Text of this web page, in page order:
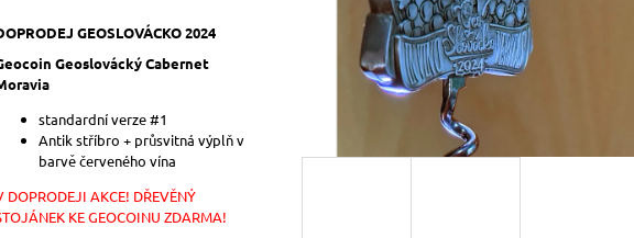
GEOSLOVÁCKO 2024
Geoslovácký Cabernet
standardní verze #1
Antik stříbro + průsvitná výplň v
barvě červeného vína
DOPRODEJI AKCE! DŘEVĚNÝ
KE GEOCOINU ZDARMA!